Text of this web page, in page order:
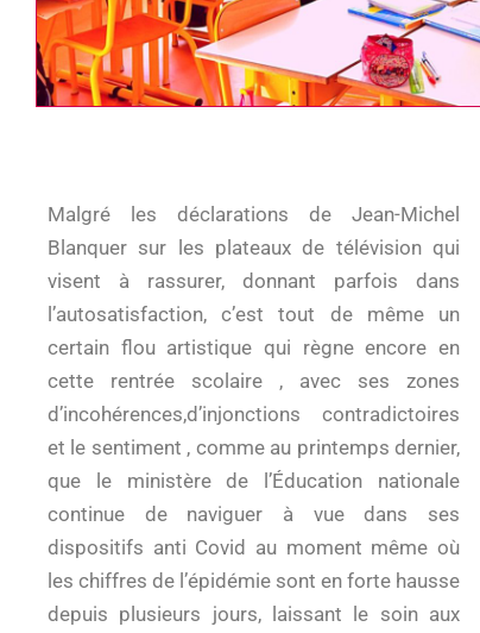
Malgré les déclarations de Jean-Michel
Blanquer sur les plateaux de télévision qui
visent à rassurer, donnant parfois dans
l’autosatisfaction, c’est tout de même un
certain flou artistique qui règne encore en
cette rentrée scolaire , avec ses zones
d’incohérences,d’injonctions contradictoires
et le sentiment , comme au printemps dernier,
que le ministère de l’Éducation nationale
continue de naviguer à vue dans ses
dispositifs anti Covid au moment même où
les chiffres de l’épidémie sont en forte hausse
depuis plusieurs jours, laissant le soin aux